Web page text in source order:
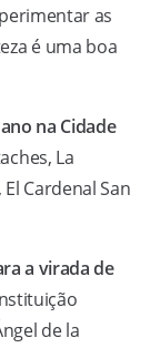
as
é uma boa
na Cidade
La
Cardenal San
a virada de
de la